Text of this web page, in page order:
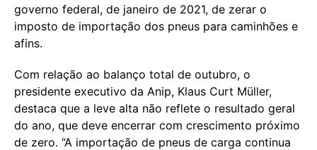
governo federal, de janeiro de 2021, de zerar o
imposto de importação dos pneus para caminhões e
afins.
Com relação ao balanço total de outubro, o
presidente executivo da Anip, Klaus Curt Müller,
destaca que a leve alta não reflete o resultado geral
do ano, que deve encerrar com crescimento próximo
de zero. “A importação de pneus de carga continua